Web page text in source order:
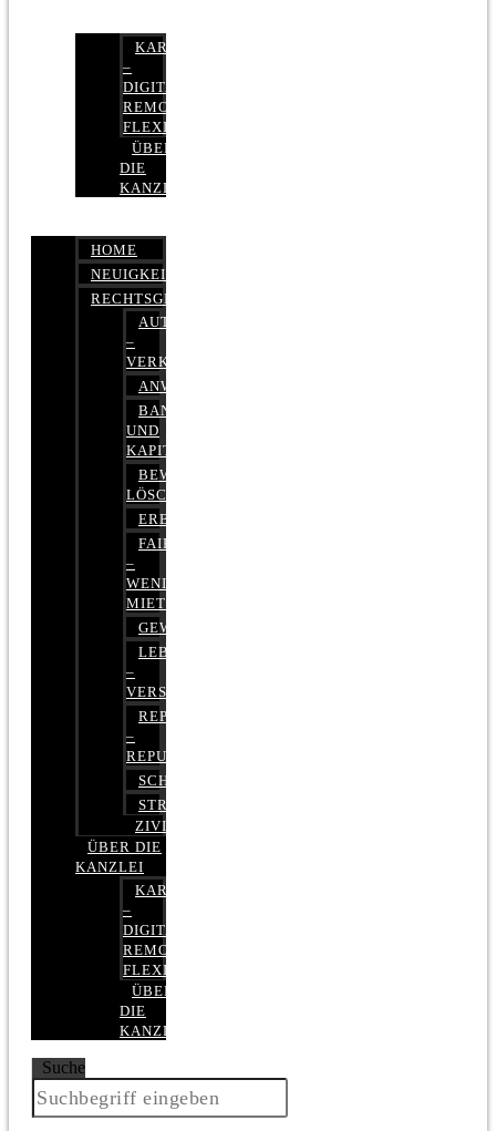
KARRIERE
–
DIGITAL,
REMOTE,
FLEXIBEL
ÜBER
DIE
KANZLEI
HOME
NEUIGKEITEN
RECHTSGEBIETE
AUTOBETRUG
–
VERKEHRSRECHT
ANWALTSHAFTUNGSRECHT
BANK-
UND
KAPITALMARKTRECHT
BEWERTUNGEN
LÖSCHEN
ERBRECHT
FAIRMIETEN
–
WENIGER
MIETE
GEWERBERECHT
LEBENSVERSICHERUNG
–
VERSICHERUNGSRECHT
REPUTATIONSRECHT
–
REPUTATIONSMANAGEMENT
SCHUFARECHT
STRAFRECHT
ZIVILRECHT
ÜBER DIE
KANZLEI
KARRIERE
–
DIGITAL,
REMOTE,
FLEXIBEL
ÜBER
DIE
KANZLEI
Suche